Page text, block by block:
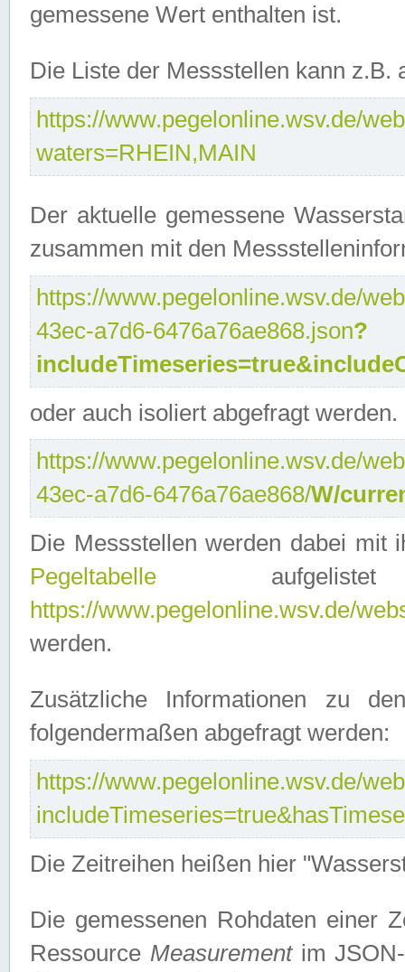
gemessene Wert enthalten ist.
Die Liste der Messstellen kann
https://www.pegelonline.wsv.de/
waters=RHEIN,MAIN
Der aktuelle gemessene
zusammen mit den
https://www.pegelonline.wsv.de/
43ec-a7d6-6476a76ae868.json?
oder auch isoliert abgefragt werden.
https://www.pegelonline.wsv.de/
43ec-a7d6-6476a76ae868/W/
Die Messstellen werden dabei mit
Pegeltabelle
https://www.pegelonline.wsv.de/
werden.
Zusätzliche Informationen zu
folgendermaßen abgefragt werden:
https://www.pegelonline.wsv.de/
Die Zeitreihen heißen hier
Die gemessenen Rohdaten einer
Ressource Measurementim JSON-